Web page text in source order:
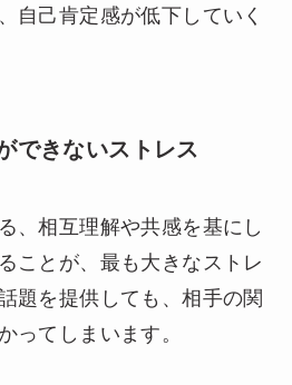
自己肯定感が低下していく
できないストレス
、相互理解や共感を基にし
ことが、最も大きなストレ
題を提供しても、相手の関
ってしまいます。